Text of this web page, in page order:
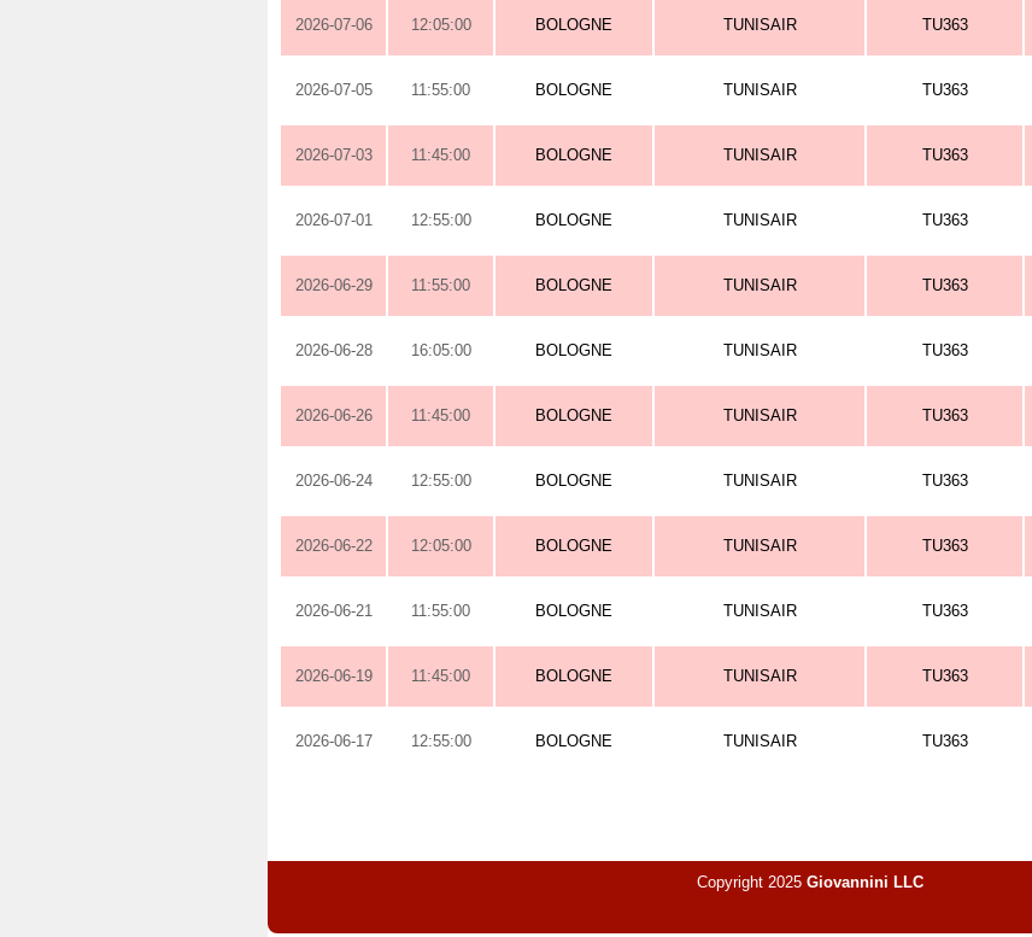
2026-07-06 12:05:00 BOLOGNE TUNISAIR TU363
2026-07-05 11:55:00 BOLOGNE TUNISAIR TU363
2026-07-03 11:45:00 BOLOGNE TUNISAIR TU363
2026-07-01 12:55:00 BOLOGNE TUNISAIR TU363
2026-06-29 11:55:00 BOLOGNE TUNISAIR TU363
2026-06-28 16:05:00 BOLOGNE TUNISAIR TU363
2026-06-26 11:45:00 BOLOGNE TUNISAIR TU363
2026-06-24 12:55:00 BOLOGNE TUNISAIR TU363
2026-06-22 12:05:00 BOLOGNE TUNISAIR TU363
2026-06-21 11:55:00 BOLOGNE TUNISAIR TU363
2026-06-19 11:45:00 BOLOGNE TUNISAIR TU363
2026-06-17 12:55:00 BOLOGNE TUNISAIR TU363
Copyright 2025 Giovannini LLC